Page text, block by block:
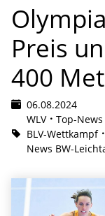
Preis
400
06.08.2024
WLV
Top-News
BLV-Wettkampf
News BW-